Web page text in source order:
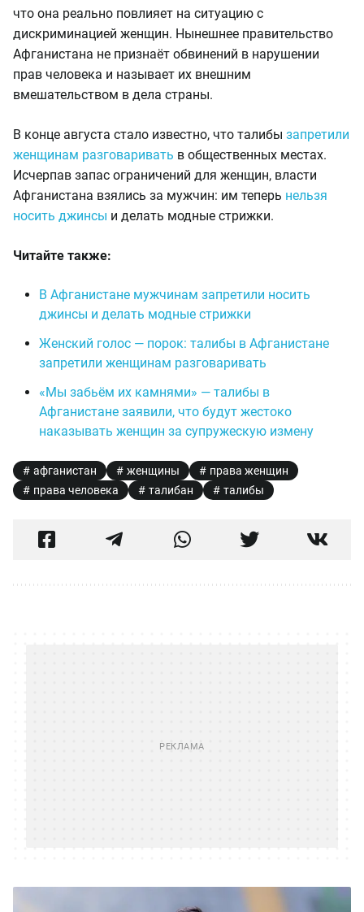
что она реально повлияет на ситуацию с
дискриминацией женщин. Нынешнее правительство
Афганистана не признаёт обвинений в нарушении
прав человека и называет их внешним
вмешательством в дела страны.
В конце августа стало известно, что талибы запретили
женщинам разговаривать в общественных местах.
Исчерпав запас ограничений для женщин, власти
Афганистана взялись за мужчин: им теперь нельзя
носить джинсы и делать модные стрижки.
Читайте также:
В Афганистане мужчинам запретили носить
джинсы и делать модные стрижки
Женский голос — порок: талибы в Афганистане
запретили женщинам разговаривать
«Мы забьём их камнями» — талибы в
Афганистане заявили, что будут жестоко
наказывать женщин за супружескую измену
афганистан женщины
права женщин
права человека
талибан талибы